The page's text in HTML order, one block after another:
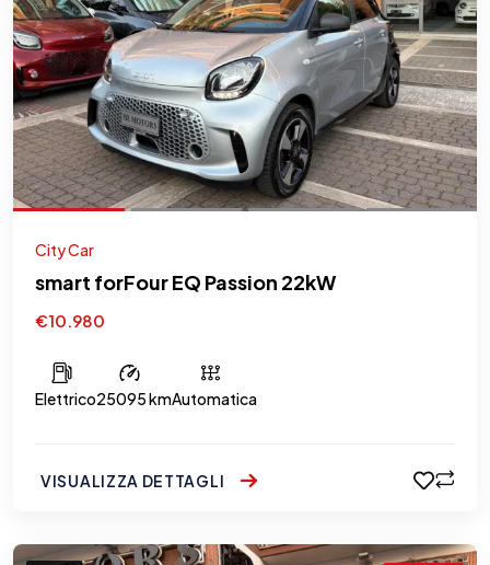
City Car
smart forFour EQ Passion 22kW
€10.980
Elettrico25095 kmAutomatica
VISUALIZZA DETTAGLI